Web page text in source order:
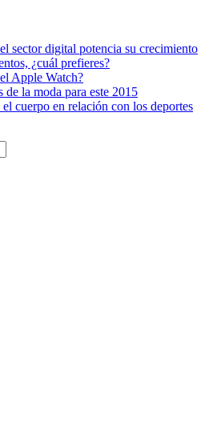
sector digital potencia su crecimiento
¿cuál prefieres?
Apple Watch?
de la moda para este 2015
cuerpo en relación con los deportes